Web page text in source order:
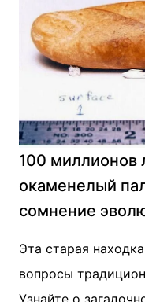
100 миллионов
окаменелый
сомнение
Эта старая
вопросы
Узнайте о